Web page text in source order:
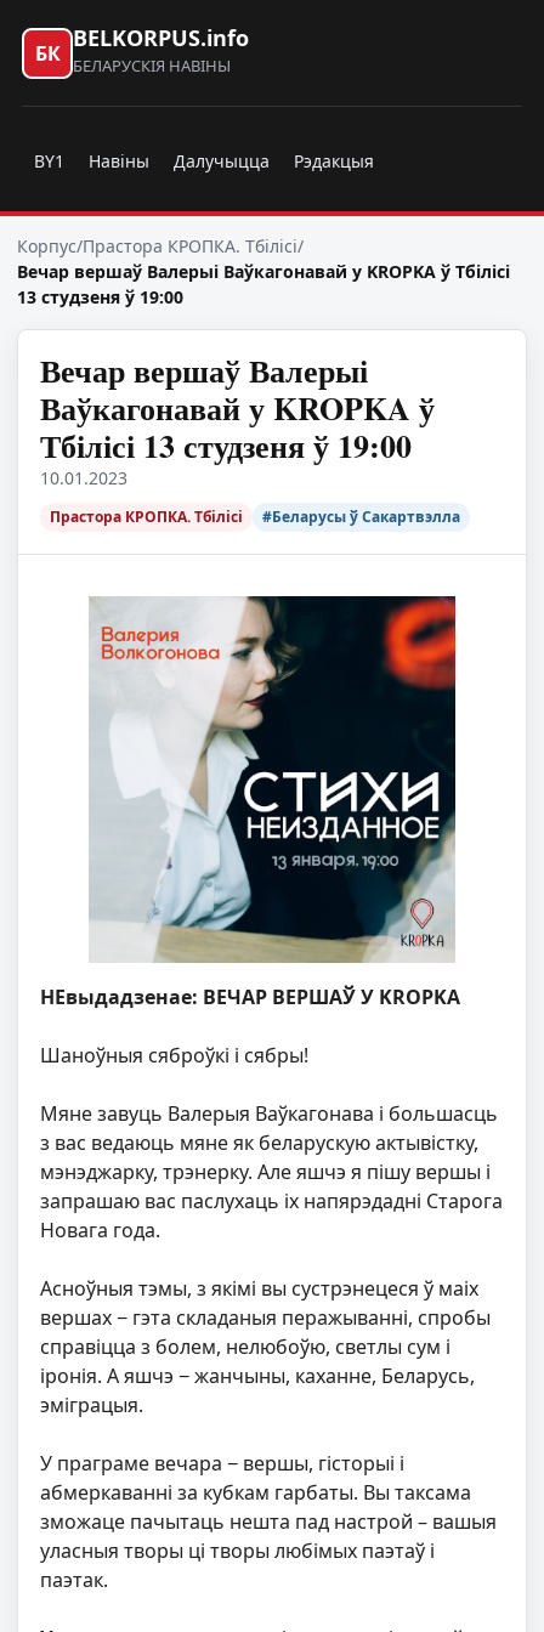
БК
BELKORPUS.info
БЕЛАРУСКІЯ НАВІНЫ
BY1 Навіны Далучыцца Рэдакцыя
Корпус/Прастора КРОПКА. Тбілісі/
Вечар вершаў Валерыі Ваўкагонавай у KROPKA ў Тбілісі
13 студзеня ў 19:00
Вечар вершаў Валерыі
Ваўкагонавай у KROPKA ў
Тбілісі 13 студзеня ў 19:00
10.01.2023
Прастора КРОПКА. Тбілісі #Беларусы ў Сакартвэлла
НЕвыдадзенае: ВЕЧАР ВЕРШАЎ У KROPKA
Шаноўныя сяброўкі і сябры!
Мяне завуць Валерыя Ваўкагонава і большасць
з вас ведаюць мяне як беларускую актывістку,
мэнэджарку, трэнерку. Але яшчэ я пішу вершы і
запрашаю вас паслухаць іх напярэдадні Старога
Новага года.
Асноўныя тэмы, з якімі вы сустрэнецеся ў маіх
вершах − гэта складаныя перажыванні, спробы
справіцца з болем, нелюбоўю, светлы сум і
іронія. А яшчэ − жанчыны, каханне, Беларусь,
эміграцыя.
У праграме вечара − вершы, гісторыі і
абмеркаванні за кубкам гарбаты. Вы таксама
зможаце пачытаць нешта пад настрой – вашыя
уласныя творы ці творы любімых паэтаў і
паэтак.